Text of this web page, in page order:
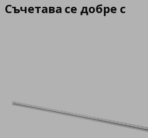
Съчетава се добре с